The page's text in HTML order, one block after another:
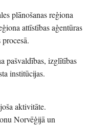
plānošanas reģiona
attīstības aģentūras
pašvaldības, izglītības
institūcijas.
aktivitāte.
Norvēģijā un